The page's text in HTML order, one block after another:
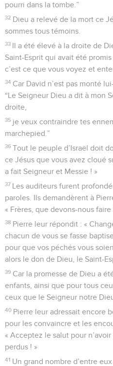
pourri dans la tombe.”
32 Dieu a relevé de la mort ce
sommes tous témoins.
33 Il a été élevé à la droite de
Saint-Esprit qui avait été
c’est ce que vous voyez et
34 Car David n’est pas monté
“Le Seigneur Dieu a dit à mon
droite,
35 je veux contraindre tes
marchepied.”
36 Tout le peuple d’Israël doit
ce Jésus que vous avez cloué
a fait Seigneur et Messie ! »
37 Les auditeurs furent
paroles. Ils demandèrent à
« Frères, que devons-nous faire
38 Pierre leur répondit : «
chacun de vous se fasse
pour que vos péchés vous
alors le don de Dieu, le Saint-
39 Car la promesse de Dieu a
enfants, ainsi que pour tous
ceux que le Seigneur notre
40 Pierre leur adressait encore
pour les convaincre et les
« Acceptez le salut pour
perdus ! »
41 Un grand nombre d’entre